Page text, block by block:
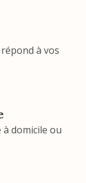
à vos
domicile ou